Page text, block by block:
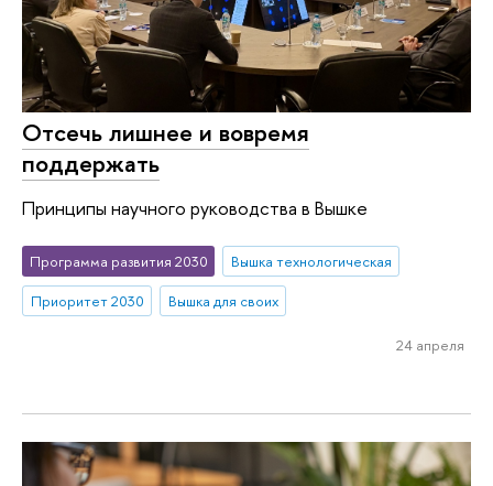
Отсечь лишнее и вовремя
поддержать
Принципы научного руководства в Вышке
Программа развития 2030
Вышка технологическая
Приоритет 2030
Вышка для своих
24 апреля